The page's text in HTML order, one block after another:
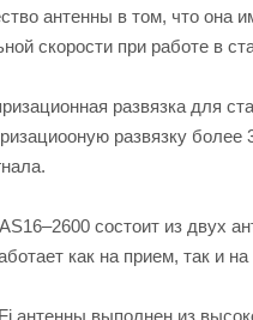
антенны в том, что она
скорости при работе в
развязка для
развязку
состоит из двух
как на прием, так и
антенны выполнен из